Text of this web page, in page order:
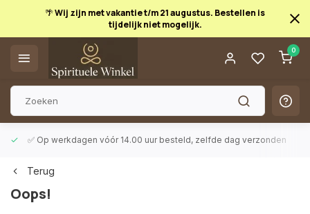
🌴 Wij zijn met vakantie t/m 21 augustus. Bestellen is
tijdelijk niet mogelijk.
0
✅ Op werkdagen vóór 14.00 uur besteld, zelfde dag verzonden
Terug
Oops!